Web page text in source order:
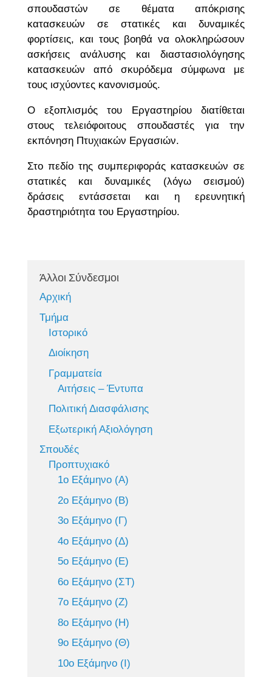
σπουδαστών σε θέματα απόκρισης
κατασκευών σε στατικές και δυναμικές
φορτίσεις, και τους βοηθά να ολοκληρώσουν
ασκήσεις ανάλυσης και διαστασιολόγησης
κατασκευών από σκυρόδεμα σύμφωνα με
τους ισχύοντες κανονισμούς.
Ο εξοπλισμός του Εργαστηρίου διατίθεται
στους τελειόφοιτους σπουδαστές για την
εκπόνηση Πτυχιακών Εργασιών.
Στο πεδίο της συμπεριφοράς κατασκευών σε
στατικές και δυναμικές (λόγω σεισμού)
δράσεις εντάσσεται και η ερευνητική
δραστηριότητα του Εργαστηρίου.
Άλλοι Σύνδεσμοι
Αρχική
Τμήμα
Ιστορικό
Διοίκηση
Γραμματεία
Αιτήσεις – Έντυπα
Πολιτική Διασφάλισης
Εξωτερική Αξιολόγηση
Σπουδές
Προπτυχιακό
1ο Εξάμηνο (Α)
2ο Εξάμηνο (Β)
3ο Εξάμηνο (Γ)
4ο Εξάμηνο (Δ)
5ο Εξάμηνο (Ε)
6ο Εξάμηνο (ΣΤ)
7ο Εξάμηνο (Ζ)
8ο Εξάμηνο (Η)
9ο Εξάμηνο (Θ)
10ο Εξάμηνο (Ι)